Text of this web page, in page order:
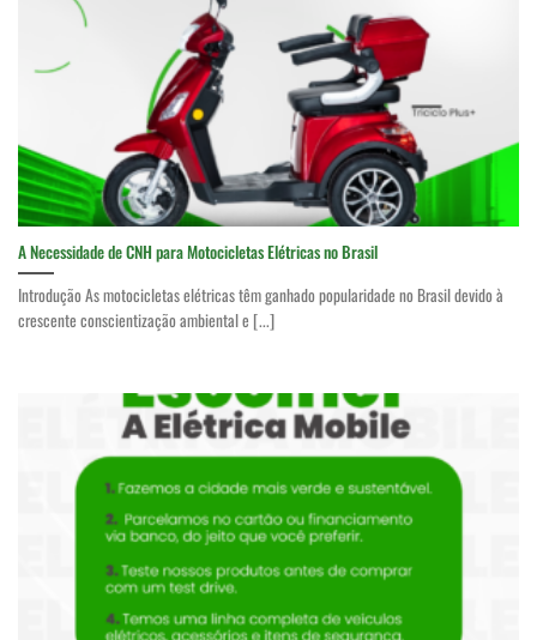
A Necessidade de CNH para Motocicletas Elétricas no Brasil
Introdução As motocicletas elétricas têm ganhado popularidade no Brasil devido à
crescente conscientização ambiental e [...]